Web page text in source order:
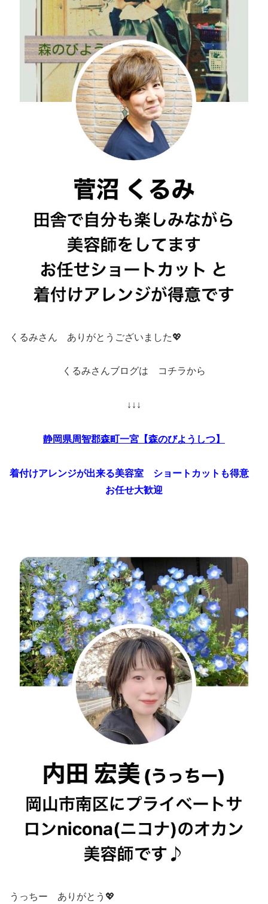
くるみさん ありがとうございました💖
くるみさんブログは コチラから
↓↓↓
静岡県周智郡森町一宮【森のびようしつ】
着付けアレンジが出来る美容室 ショートカットも得意
お任せ大歓迎
うっちー ありがとう💖